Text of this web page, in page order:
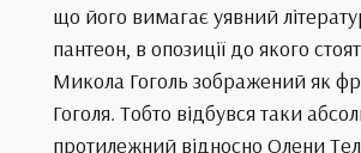
що його вимагає уявний
пантеон, в опозиції до якого
Микола Гоголь зображений як
Гоголя. Тобто відбувся таки
протилежний відносно Олени